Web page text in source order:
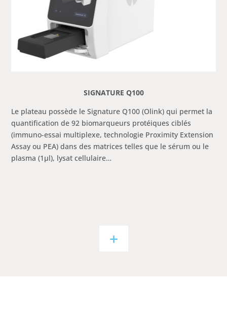
SIGNATURE Q100
Le plateau possède le Signature Q100 (Olink) qui permet la
quantification de 92 biomarqueurs protéiques ciblés
(immuno-essai multiplexe, technologie Proximity Extension
Assay ou PEA) dans des matrices telles que le sérum ou le
plasma (1µl), lysat cellulaire…
+